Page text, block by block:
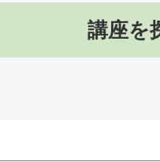
講座を